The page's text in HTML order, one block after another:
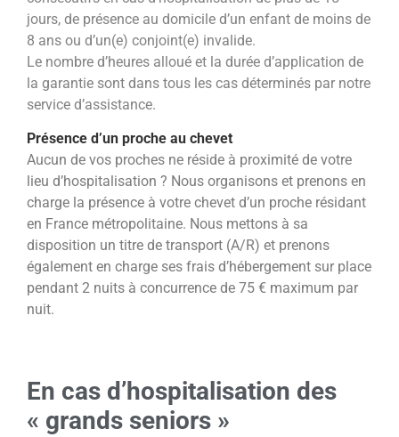
jours, de présence au domicile d’un enfant de moins de
8 ans ou d’un(e) conjoint(e) invalide.
Le nombre d’heures alloué et la durée d’application de
la garantie sont dans tous les cas déterminés par notre
service d’assistance.
Présence d’un proche au chevet
Aucun de vos proches ne réside à proximité de votre
lieu d’hospitalisation ? Nous organisons et prenons en
charge la présence à votre chevet d’un proche résidant
en France métropolitaine. Nous mettons à sa
disposition un titre de transport (A/R) et prenons
également en charge ses frais d’hébergement sur place
pendant 2 nuits à concurrence de 75 € maximum par
nuit.
En cas d’hospitalisation des
« grands seniors »